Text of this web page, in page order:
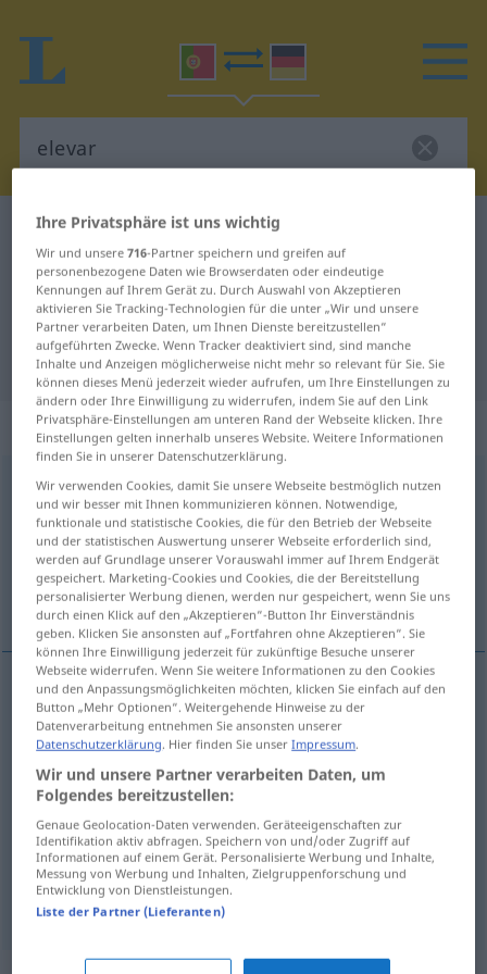
Portugiesisch-Deutsch Wörterbuch
Portugiesisch-Deutsch
Übersetzung für "elevar"
"elevar" Deutsch Übersetzung
„elevar“
elevar [iłɨˈvar]
Übersicht aller Übersetzungen
(Für mehr Details die Übersetzung anklicken/antippen)
emporheben, erhöhen, errichten, befördern
(empor)heben elevartb FIG
erhöhen (auf elevar preço
errichten elevar muro
befördern(zu) elevar aalguém
Ihre Privatsphäre ist uns wichtig
Wir und unsere716-Partner speichern und greifen auf
personenbezogene Daten wie Browserdaten oder eindeutige
Kennungen auf Ihrem Gerät zu. Durch Auswahl von Akzeptieren
aktivieren Sie Tracking-Technologien für die unter „Wir und unsere
Partner verarbeiten Daten, um Ihnen Dienste bereitzustellen“
aufgeführten Zwecke. Wenn Tracker deaktiviert sind, sind manche
Inhalte und Anzeigen möglicherweise nicht mehr so relevant für Sie. Sie
können dieses Menü jederzeit wieder aufrufen, um Ihre Einstellungen zu
ändern oder Ihre Einwilligung zu widerrufen, indem Sie auf den Link
Privatsphäre-Einstellungen am unteren Rand der Webseite klicken. Ihre
Einstellungen gelten innerhalb unseres Website. Weitere Informationen
finden Sie in unserer Datenschutzerklärung.
Wir verwenden Cookies, damit Sie unsere Webseite bestmöglich nutzen
und wir besser mit Ihnen kommunizieren können. Notwendige,
funktionale und statistische Cookies, die für den Betrieb der Webseite
und der statistischen Auswertung unserer Webseite erforderlich sind,
werden auf Grundlage unserer Vorauswahl immer auf Ihrem Endgerät
gespeichert. Marketing-Cookies und Cookies, die der Bereitstellung
personalisierter Werbung dienen, werden nur gespeichert, wenn Sie uns
durch einen Klick auf den „Akzeptieren“-Button Ihr Einverständnis
geben. Klicken Sie ansonsten auf „Fortfahren ohne Akzeptieren“. Sie
können Ihre Einwilligung jederzeit für zukünftige Besuche unserer
Webseite widerrufen. Wenn Sie weitere Informationen zu den Cookies
und den Anpassungsmöglichkeiten möchten, klicken Sie einfach auf den
Button „Mehr Optionen“. Weitergehende Hinweise zu der
Datenverarbeitung entnehmen Sie ansonsten unserer
Datenschutzerklärung. Hier finden Sie unserImpressum.
Wir und unsere Partner verarbeiten Daten, um
Folgendes bereitzustellen:
Genaue Geolocation-Daten verwenden. Geräteeigenschaften zur
Identifikation aktiv abfragen. Speichern von und/oder Zugriff auf
Informationen auf einem Gerät. Personalisierte Werbung und Inhalte,
Messung von Werbung und Inhalten, Zielgruppenforschung und
Entwicklung von Dienstleistungen.
Liste der Partner (Lieferanten)